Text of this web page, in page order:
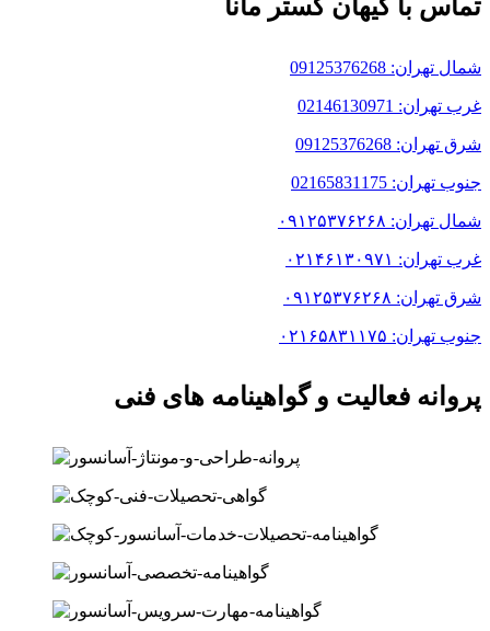
تماس با کیهان گستر مانا
شمال تهران: 09125376268
غرب تهران: 02146130971
شرق تهران: 09125376268
جنوب تهران: 02165831175
شمال تهران: ۰۹۱۲۵۳۷۶۲۶۸
غرب تهران: ۰۲۱۴۶۱۳۰۹۷۱
شرق تهران: ۰۹۱۲۵۳۷۶۲۶۸
جنوب تهران: ۰۲۱۶۵۸۳۱۱۷۵
پروانه فعالیت و گواهینامه های فنی